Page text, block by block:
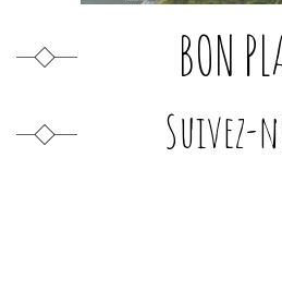
BON
Suivez-